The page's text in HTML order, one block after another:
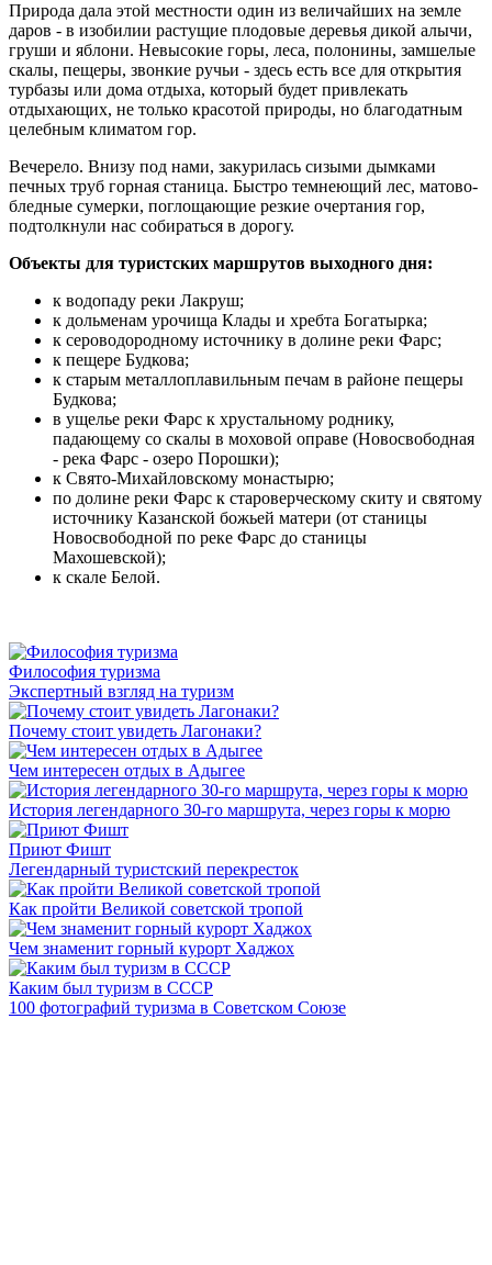
Природа дала этой местности один из величайших на земле
даров - в изобилии растущие плодовые деревья дикой алычи,
груши и яблони. Невысокие горы, леса, полонины, замшелые
скалы, пещеры, звонкие ручьи - здесь есть все для открытия
турбазы или дома отдыха, который будет привлекать
отдыхающих, не только красотой природы, но благодатным
целебным климатом гор.
Вечерело. Внизу под нами, закурилась сизыми дымками
печных труб горная станица. Быстро темнеющий лес, матово-
бледные сумерки, поглощающие резкие очертания гор,
подтолкнули нас собираться в дорогу.
Объекты для туристских маршрутов выходного дня:
к водопаду реки Лакруш;
к дольменам урочища Клады и хребта Богатырка;
к сероводородному источнику в долине реки Фарс;
к пещере Будкова;
к старым металлоплавильным печам в районе пещеры
Будкова;
в ущелье реки Фарс к хрустальному роднику,
падающему со скалы в моховой оправе (Новосвободная
- река Фарс - озеро Порошки);
к Свято-Михайловскому монастырю;
по долине реки Фарс к староверческому скиту и святому
источнику Казанской божьей матери (от станицы
Новосвободной по реке Фарс до станицы
Махошевской);
к скале Белой.
Философия туризма
Экспертный взгляд на туризм
Почему стоит увидеть Лагонаки?
Чем интересен отдых в Адыгее
История легендарного 30-го маршрута, через горы к морю
Приют Фишт
Легендарный туристский перекресток
Как пройти Великой советской тропой
Чем знаменит горный курорт Хаджох
Каким был туризм в СССР
100 фотографий туризма в Советском Союзе